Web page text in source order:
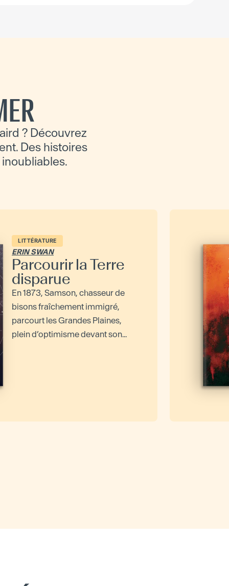
? Découvrez
Des histoires
LITTÉRATURE
ERIN SWAN
Parcourir la Terre
disparue
En 1873, Samson, chasseur de
bisons fraîchement immigré,
parcourt les Grandes Plaines,
plein d’optimisme devant son...